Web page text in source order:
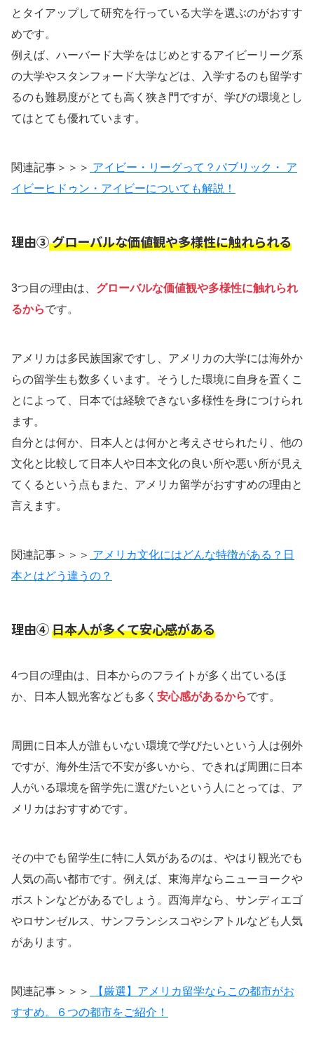
とタイアップして研究を行っている大学を選ぶのがおすす
めです。
例えば、ハーバード大学をはじめとするアイビーリーグ系
の大学やスタンフォード大学などは、入学するのも留学す
るのも難易度がとても高く狭き門ですが、学びの環境とし
てはとても優れています。
関連記事＞＞＞ アイビー・リーグって？パブリック・ ア
イビーヒドゥン・アイビーについても解説！
理由③グローバルな価値観や多様性に触れられる
3つ目の理由は、 グローバルな価値観や多様性に触れられ
るからです。
アメリカは多民族国家ですし、アメリカの大学には海外か
らの留学生も数多くいます。そうした環境に自身を置くこ
とによって、日本では経験できない多様性を身につけられ
ます。
自分とは何か、日本人とは何かと考えさせられたり、他の
文化と比較して日本人や日本文化の良い所や悪い所が見え
てくるという点もまた、アメリカ留学がおすすめの理由と
言えます。
関連記事＞＞＞ アメリカ文化にはどんな特徴がある？日
本とはどう違うの？
理由④日本人が多くて安心感がある
4つ目の理由は、日本からのフライトが多く出ているほ
か、日本人観光客なども多く 安心感があるからです。
周囲に日本人が誰もいない環境で学びたいという人は例外
ですが、海外生活で不安が多いから、できれば周囲に日本
人がいる環境を留学先に選びたいという人にとっては、ア
メリカはおすすめです。
その中でも留学生に特に人気があるのは、やはり観光でも
人気の高い都市です。例えば、東海岸ならニューヨークや
ボストンなどがあるでしょう。西海岸なら、サンディエゴ
やロサンゼルス、サンフランシスコやシアトルなども人気
があります。
関連記事＞＞＞
【厳選】アメリカ留学ならこの都市がお
すすめ。６つの都市をご紹介！